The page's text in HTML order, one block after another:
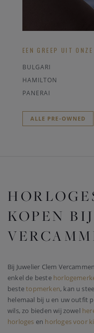
EEN GREEP UIT ONZE
BULGARI
HAMILTON
PANERAI
ALLE PRE-OWNED
KOPEN
Bij Juwelier Clem
enkel de beste
bestetopmerken, kan u
helemaal bij u en uw outfit
wils, zo bieden wij zowel
horloges en horloges voor